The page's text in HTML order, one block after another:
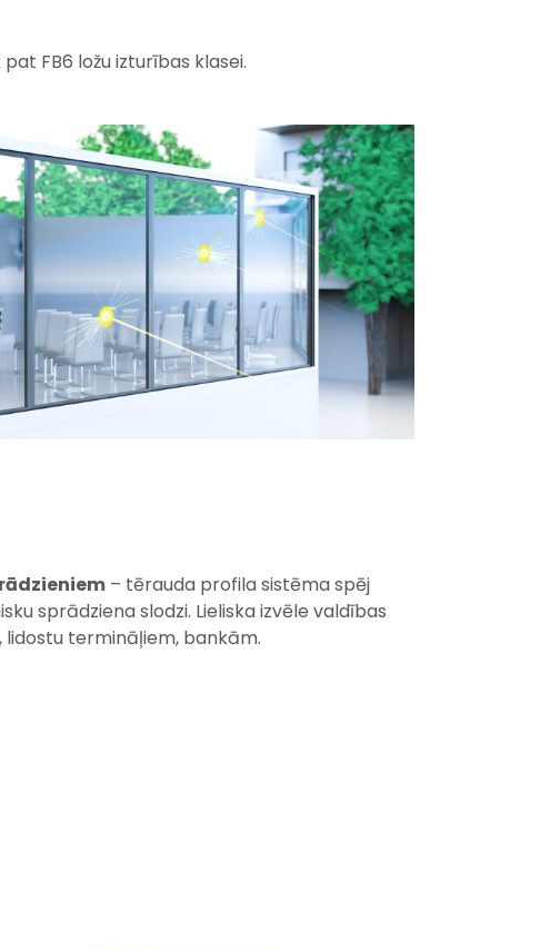
FB6 ložu izturības klasei.
– tērauda profila sistēma spēj
sprādziena slodzi. Lieliska izvēle valdības
termināļiem, bankām.